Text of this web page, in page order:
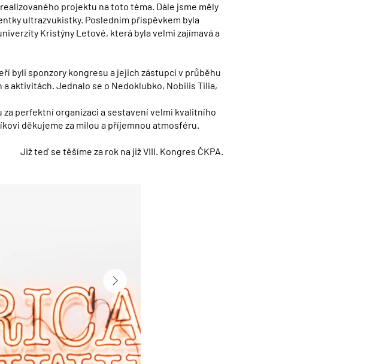
projektu na toto téma. Dále jsme měly
ultrazvukistky. Posledním příspěvkem byla
Kristýny Letové, která byla velmi zajímavá a
byli sponzory kongresu a jejich zástupci v průběhu
aktivitách. Jednalo se o Nedoklubko, Nobilis Tilia,
perfektní organizaci a sestavení velmi kvalitního
děkujeme za milou a příjemnou atmosféru.
Již teď se těšíme za rok na již VIII. Kongres ČKPA.